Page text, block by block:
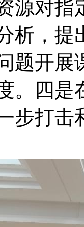
源对
析，
题开展
。四是
步打